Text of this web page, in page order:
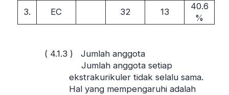
3.
EC 32 13
40.6
%
( 4.1.3 ) Jumlah anggota
Jumlah anggota setiap
ekstrakurikuler tidak selalu sama.
Hal yang mempengaruhi adalah